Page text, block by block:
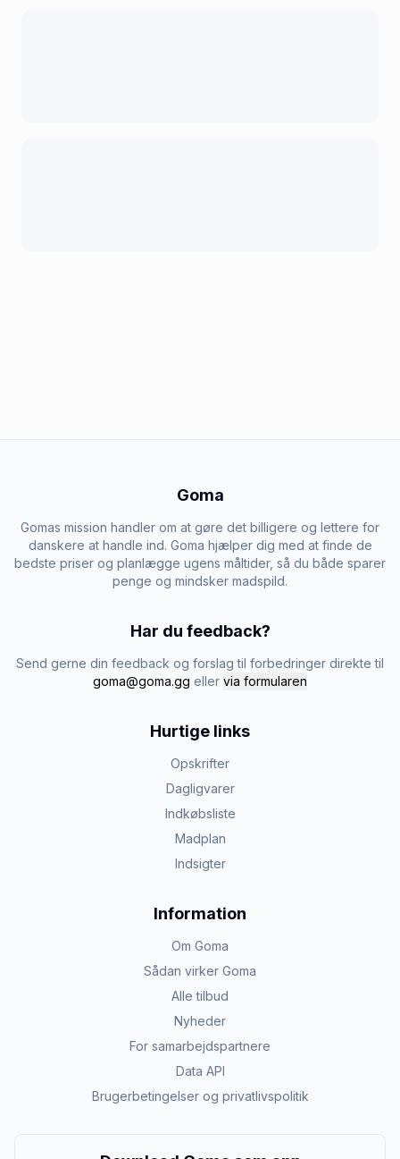
Goma
Gomas mission handler om at gøre det billigere og lettere for
danskere at handle ind. Goma hjælper dig med at finde de
bedste priser og planlægge ugens måltider, så du både sparer
penge og mindsker madspild.
Har du feedback?
Send gerne din feedback og forslag til forbedringer direkte til
goma@goma.gg eller via formularen
Hurtige links
Opskrifter
Dagligvarer
Indkøbsliste
Madplan
Indsigter
Information
Om Goma
Sådan virker Goma
Alle tilbud
Nyheder
For samarbejdspartnere
Data API
Brugerbetingelser og privatlivspolitik